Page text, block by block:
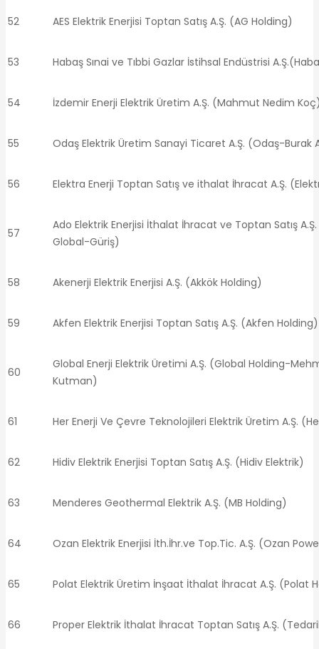
52 AES Elektrik Enerjisi Toptan Satış A.Ş. (AG Holding)
53 Habaş Sınai ve Tıbbi Gazlar İstihsal Endüstrisi
54 İzdemir Enerji Elektrik Üretim A.Ş. (Mahmut Nedim
55 Odaş Elektrik Üretim Sanayi Ticaret A.Ş. (Odaş-Burak
56 Elektra Enerji Toptan Satış ve ithalat İhracat A.Ş.
57
Ado Elektrik Enerjisi İthalat İhracat ve Toptan Satış
Global-Güriş)
58 Akenerji Elektrik Enerjisi A.Ş. (Akkök Holding)
59 Akfen Elektrik Enerjisi Toptan Satış A.Ş. (Akfen Holding)
60
Global Enerji Elektrik Üretimi A.Ş. (Global Holding-
Kutman)
61 Her Enerji Ve Çevre Teknolojileri Elektrik Üretim A.Ş.
62 Hidiv Elektrik Enerjisi Toptan Satış A.Ş. (Hidiv Elektrik)
63 Menderes Geothermal Elektrik A.Ş. (MB Holding)
64 Ozan Elektrik Enerjisi İth.İhr.ve Top.Tic. A.Ş. (Ozan
65 Polat Elektrik Üretim İnşaat İthalat İhracat A.Ş. (Polat
66 Proper Elektrik İthalat İhracat Toptan Satış A.Ş.